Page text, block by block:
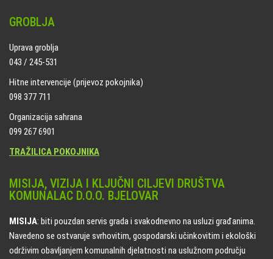
GROBLJA
Uprava groblja
043 / 245-531
Hitne intervencije (prijevoz pokojnika)
098 377 711
Organizacija sahrana
099 267 6901
TRAŽILICA POKOJNIKA
MISIJA, VIZIJA I KLJUČNI CILJEVI DRUŠTVA
KOMUNALAC D.O.O. BJELOVAR
MISIJA: biti pouzdan servis grada i svakodnevno na usluzi građanima.
Navedeno se ostvaruje svrhovitim, gospodarski učinkovitim i ekološki
održivim obavljanjem komunalnih djelatnosti na uslužnom području